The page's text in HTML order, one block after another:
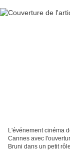
L'événement cinéma
Cannes avec
Bruni dans un petit